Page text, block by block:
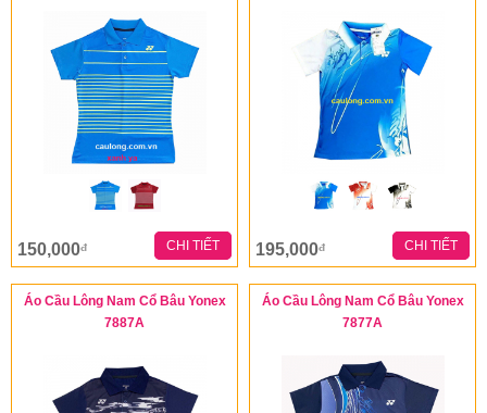
150,000đ CHI TIẾT 195,000đ CHI TIẾT
Áo Cầu Lông Nam Cổ Bâu Yonex
7887A
Áo Cầu Lông Nam Cổ Bâu Yonex
7877A